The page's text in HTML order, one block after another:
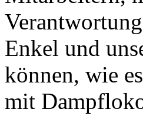
Enkel und
können, wie
mit